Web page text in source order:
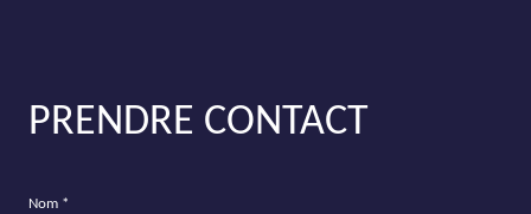
PRENDRE CONTACT
Nom *